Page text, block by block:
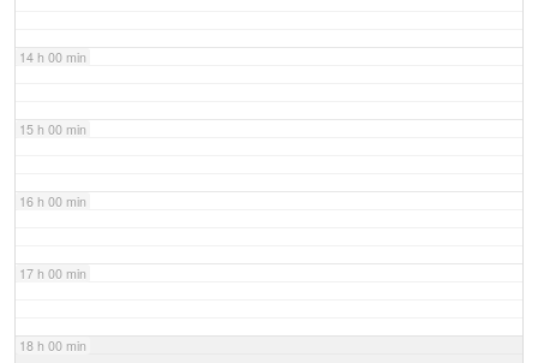
14 h 00 min
15 h 00 min
16 h 00 min
17 h 00 min
18 h 00 min